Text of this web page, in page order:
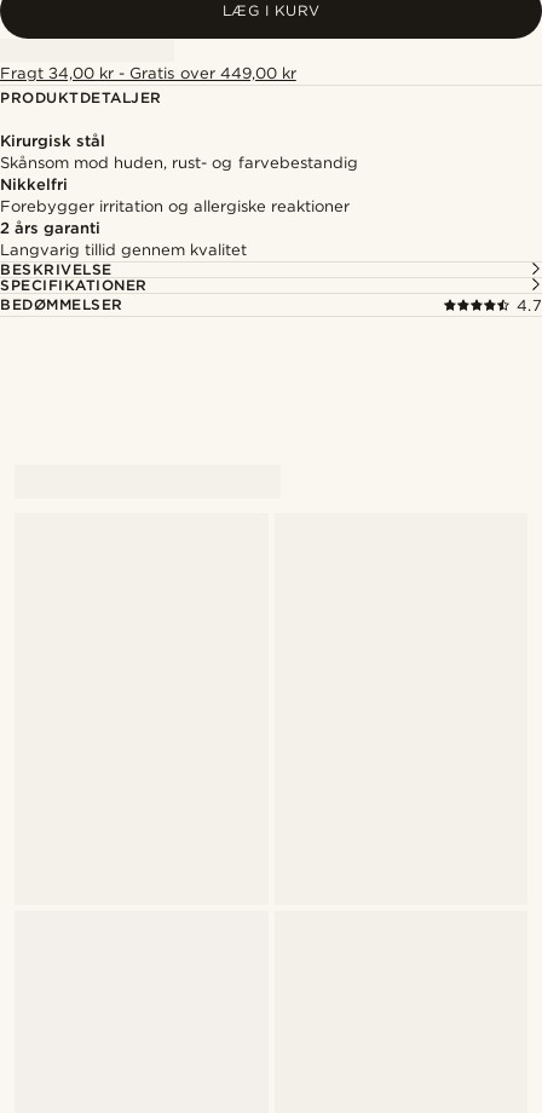
LÆG I KURV
Fragt 34,00 kr - Gratis over 449,00 kr
PRODUKTDETALJER
Kirurgisk stål
Skånsom mod huden, rust- og farvebestandig
Nikkelfri
Forebygger irritation og allergiske reaktioner
2 års garanti
Langvarig tillid gennem kvalitet
BESKRIVELSE
SPECIFIKATIONER
BEDØMMELSER
4.7